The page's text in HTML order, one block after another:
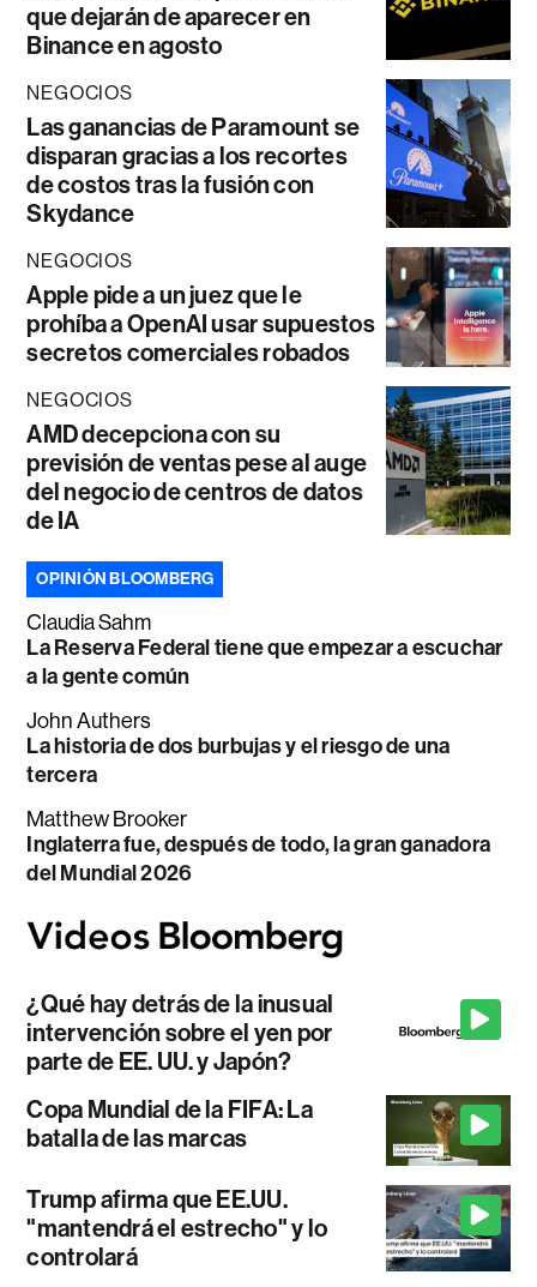
que dejarán de aparecer en
Binance en agosto
NEGOCIOS
Las ganancias de Paramount se
disparan gracias a los recortes
de costos tras la fusión con
Skydance
NEGOCIOS
Apple pide a un juez que le
prohíba a OpenAI usar supuestos
secretos comerciales robados
NEGOCIOS
AMD decepciona con su
previsión de ventas pese al auge
del negocio de centros de datos
de IA
OPINIÓN BLOOMBERG
Claudia Sahm
La Reserva Federal tiene que empezar a escuchar
a la gente común
John Authers
La historia de dos burbujas y el riesgo de una
tercera
Matthew Brooker
Inglaterra fue, después de todo, la gran ganadora
del Mundial 2026
¿Qué hay detrás de la inusual
intervención sobre el yen por
parte de EE. UU. y Japón?
Copa Mundial de la FIFA: La
batalla de las marcas
Trump afirma que EE.UU.
"mantendrá el estrecho" y lo
controlará